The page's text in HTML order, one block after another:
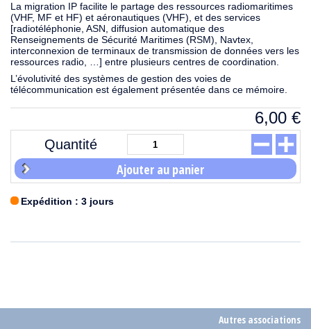
La migration IP facilite le partage des ressources radiomaritimes
(VHF, MF et HF) et aéronautiques (VHF), et des services
[radiotéléphonie, ASN, diffusion automatique des
Renseignements de Sécurité Maritimes (RSM), Navtex,
interconnexion de terminaux de transmission de données vers les
ressources radio, …] entre plusieurs centres de coordination.
L’évolutivité des systèmes de gestion des voies de
télécommunication est également présentée dans ce mémoire.
6,00 €
Quantité
Ajouter au panier
Expédition : 3 jours
Autres associations